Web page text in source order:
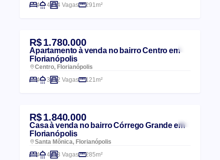
4
4 4 Vagas 291m²
R$ 1.780.000
Apartamento à venda no bairro Centro em
Florianópolis
Centro, Florianópolis
4
3 2 Vagas 121m²
R$ 1.840.000
Casa à venda no bairro Córrego Grande em
Florianópolis
Santa Mônica, Florianópolis
4
4 3 Vagas 285m²